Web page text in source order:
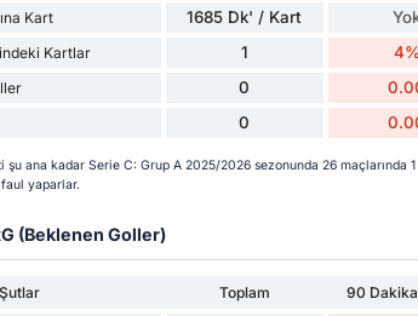
Kart 1685 Dk' / Kart
Kartlar 1 4%
0
0
şu ana kadar Serie C: Grup A 2025/2026 sezonunda 26 maçlarında 1
yaparlar.
(Beklenen Goller)
Toplam 90 Dakika